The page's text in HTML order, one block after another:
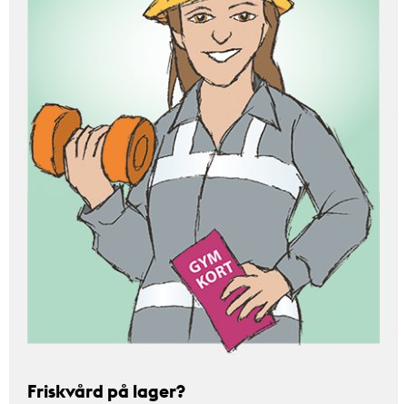
Friskvård på lager?